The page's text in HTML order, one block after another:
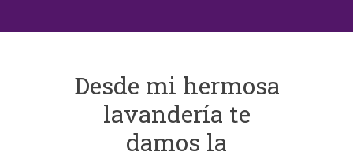
Desde mi hermosa
lavandería te
damos la